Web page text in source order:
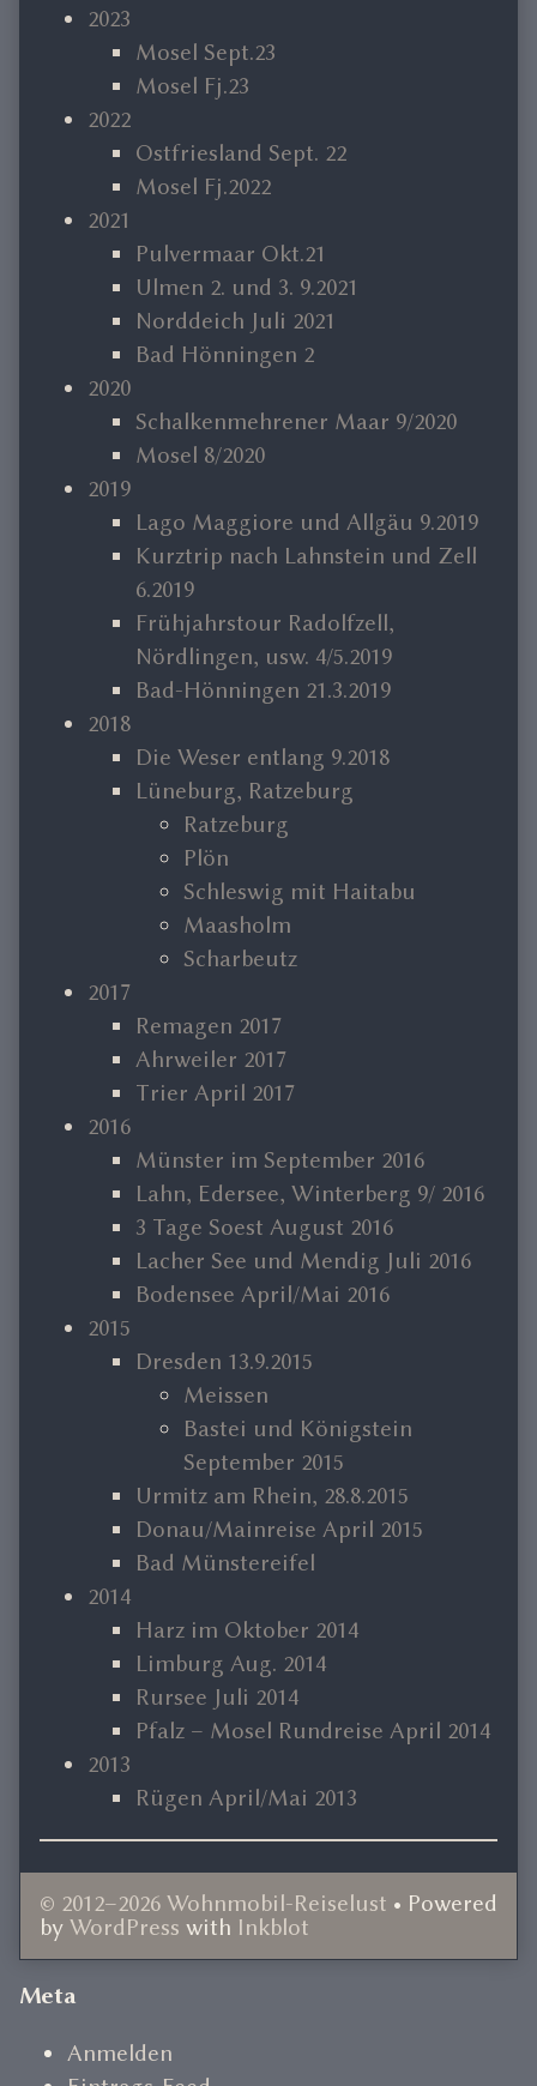
2023
Mosel Sept.23
Mosel Fj.23
2022
Ostfriesland Sept. 22
Mosel Fj.2022
2021
Pulvermaar Okt.21
Ulmen 2. und 3. 9.2021
Norddeich Juli 2021
Bad Hönningen 2
2020
Schalkenmehrener Maar 9/2020
Mosel 8/2020
2019
Lago Maggiore und Allgäu 9.2019
Kurztrip nach Lahnstein und Zell
6.2019
Frühjahrstour Radolfzell,
Nördlingen, usw. 4/5.2019
Bad-Hönningen 21.3.2019
2018
Die Weser entlang 9.2018
Lüneburg, Ratzeburg
Ratzeburg
Plön
Schleswig mit Haitabu
Maasholm
Scharbeutz
2017
Remagen 2017
Ahrweiler 2017
Trier April 2017
2016
Münster im September 2016
Lahn, Edersee, Winterberg 9/ 2016
3 Tage Soest August 2016
Lacher See und Mendig Juli 2016
Bodensee April/Mai 2016
2015
Dresden 13.9.2015
Meissen
Bastei und Königstein
September 2015
Urmitz am Rhein, 28.8.2015
Donau/Mainreise April 2015
Bad Münstereifel
2014
Harz im Oktober 2014
Limburg Aug. 2014
Rursee Juli 2014
Pfalz – Mosel Rundreise April 2014
2013
Rügen April/Mai 2013
© 2012–2026 Wohnmobil-Reiselust • Powered
by WordPress with Inkblot
Document
Footer
Meta
Anmelden